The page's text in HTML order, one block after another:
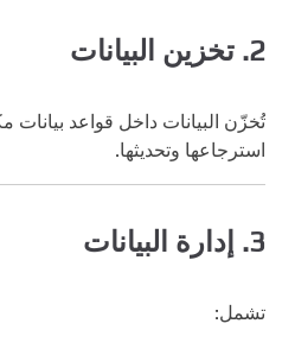
2. تخزين البيانات
تُخزّن البيانات داخل قواعد بيانات
استرجاعها وتحديثها.
3. إدارة البيانات
تشمل: